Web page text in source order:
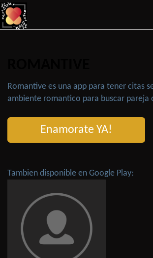
Romantive es una app para tener citas
ambiente romantico para buscar pareja
Enamorate YA!
Tambien disponible en Google Play: